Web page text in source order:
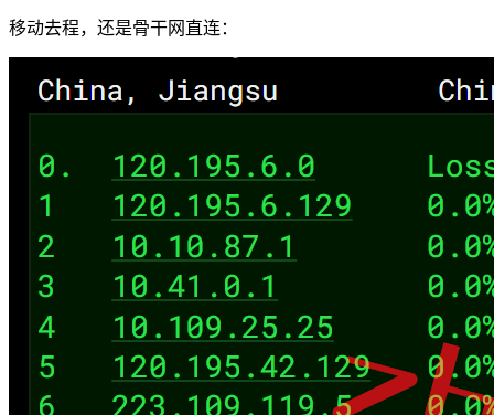
移动去程，还是骨干网直连：